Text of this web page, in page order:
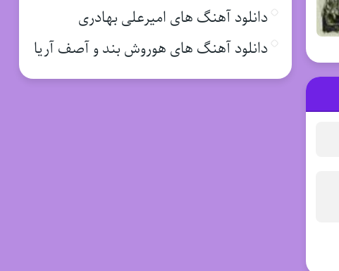
دانلود آهنگ های امیرعلی بهادری
دانلود آهنگ های هوروش بند و آصف آریا